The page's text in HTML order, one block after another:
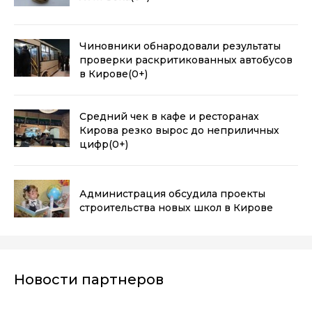
Чиновники обнародовали результаты
проверки раскритикованных автобусов
в Кирове(0+)
Средний чек в кафе и ресторанах
Кирова резко вырос до неприличных
цифр(0+)
Администрация обсудила проекты
строительства новых школ в Кирове
Новости партнеров